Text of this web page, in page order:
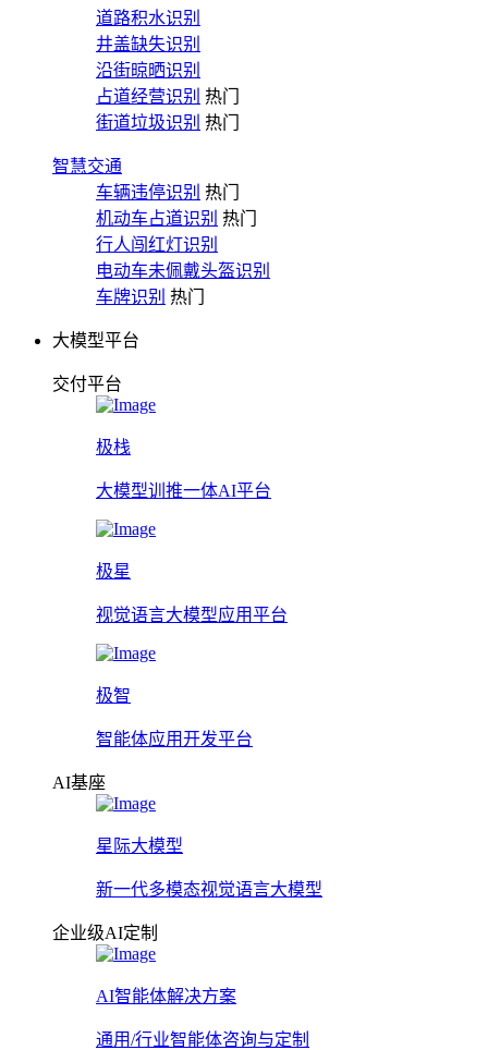
道路积水识别
井盖缺失识别
沿街晾晒识别
占道经营识别 热门
街道垃圾识别 热门
智慧交通
车辆违停识别 热门
机动车占道识别 热门
行人闯红灯识别
电动车未佩戴头盔识别
车牌识别 热门
大模型平台
交付平台
极栈
大模型训推一体AI平台
极星
视觉语言大模型应用平台
极智
智能体应用开发平台
AI基座
星际大模型
新一代多模态视觉语言大模型
企业级AI定制
AI智能体解决方案
通用/行业智能体咨询与定制